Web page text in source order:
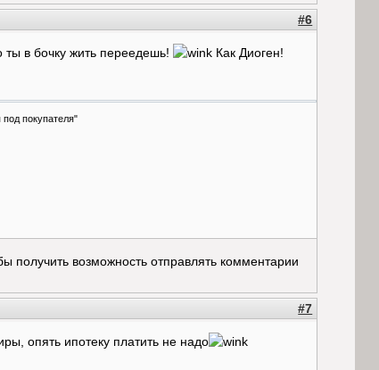
#6
ты в бочку жить переедешь! Как Диоген!
покупателя"
получить возможность отправлять комментарии
#7
опять ипотеку платить не надо